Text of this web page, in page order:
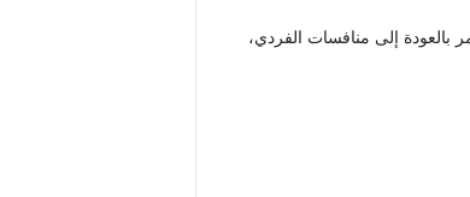
إلى منافسات الفردي،